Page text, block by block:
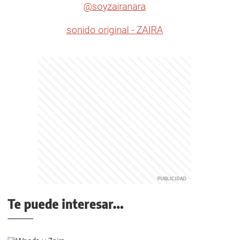
@soyzairanara
sonido original - ZAIRA
Te puede interesar...